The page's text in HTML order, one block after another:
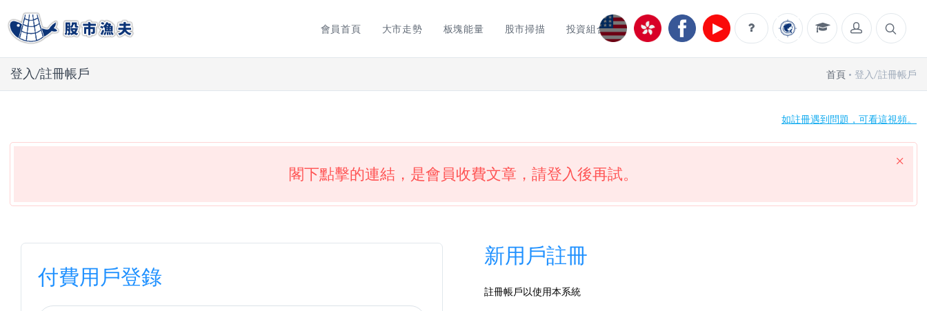
會員首頁 大市走勢 板塊能量 股市掃描 投資組合
登入/註冊帳戶 首頁 登入/註冊帳戶
如註冊遇到問題，可看這視頻。
閣下點擊的連結，是會員收費文章，請登入後再試。
付費用戶登錄
新用戶註冊
註冊帳戶以使用本系統